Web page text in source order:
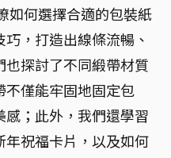
如何選擇合適的包裝紙
，打造出線條流暢、
探討了不同緞帶材質
不僅能牢固地固定包
；此外，我們還學習
祝福卡片，以及如何